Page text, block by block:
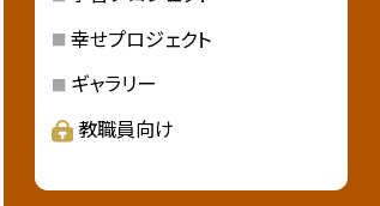
幸せプロジェクト
ギャラリー
教職員向け